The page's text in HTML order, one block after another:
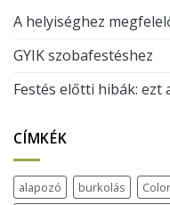
A helyiséghez
GYIK szobafestéshez
Festés előtti hibák: ezt
CÍMKÉK
alapozó burkolás Color